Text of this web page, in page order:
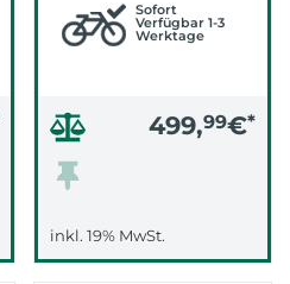
Sofort
Verfügbar 1-3
Werktage
499,99€*
inkl. 19% MwSt.